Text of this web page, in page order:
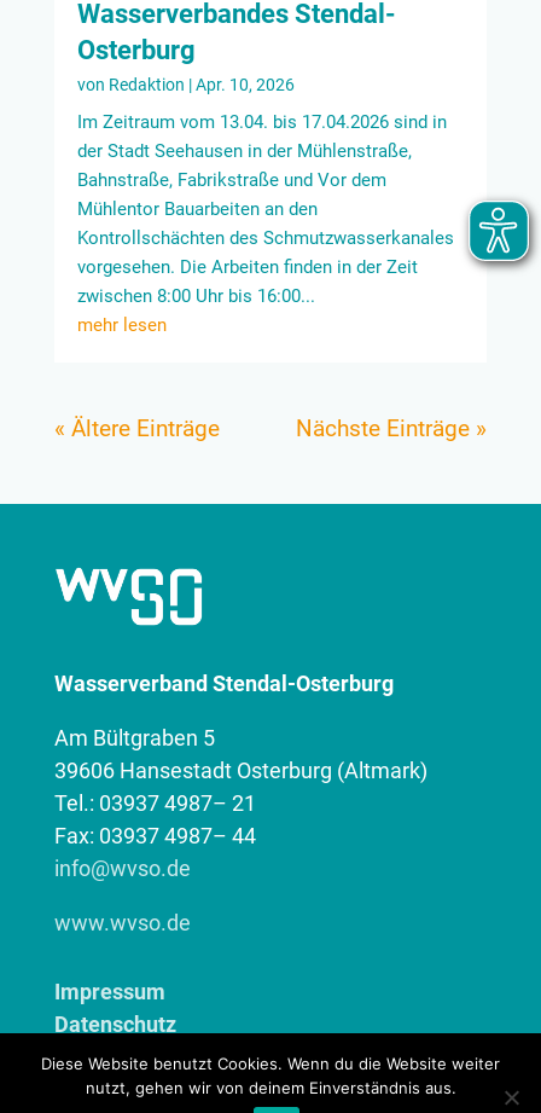
Wasserverbandes Stendal-
Osterburg
von Redaktion |Apr. 10, 2026
Im Zeitraum vom 13.04. bis 17.04.2026 sind in
der Stadt Seehausen in der Mühlenstraße,
Bahnstraße, Fabrikstraße und Vor dem
Mühlentor Bauarbeiten an den
Kontrollschächten des Schmutzwasserkanales
vorgesehen. Die Arbeiten finden in der Zeit
zwischen 8:00 Uhr bis 16:00...
mehr lesen
« Ältere Einträge Nächste Einträge »
Wasserverband Stendal-Osterburg
Am Bültgraben 5
39606 Hansestadt Osterburg (Altmark)
Tel.: 03937 4987– 21
Fax: 03937 4987– 44
info@wvso.de
www.wvso.de
Impressum
Datenschutz
Erklärung zur digitalen Barrierefreiheit
Kontaktformular Barrierefreiheit
Diese Website benutzt Cookies. Wenn du die Website weiter
nutzt, gehen wir von deinem Einverständnis aus.